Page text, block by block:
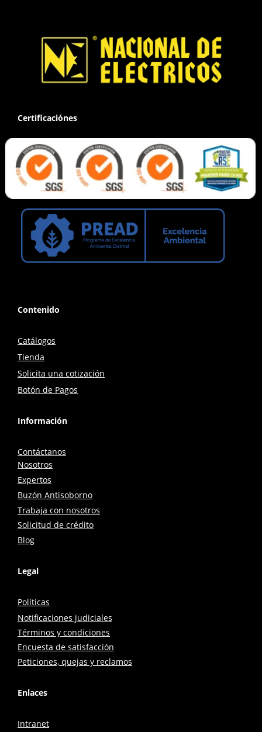
Certificaciónes
Contenido
Catálogos
Tienda
Solicita una cotización
Botón de Pagos
Información
Contáctanos
Nosotros
Expertos
Buzón Antisoborno
Trabaja con nosotros
Solicitud de crédito
Blog
Legal
Políticas
Notificaciones judiciales
Términos y condiciones
Encuesta de satisfacción
Peticiones, quejas y reclamos
Enlaces
Intranet